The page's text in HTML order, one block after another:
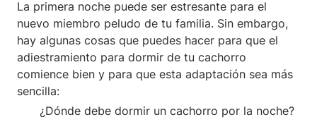
La primera noche puede ser estresante para el
nuevo miembro peludo de tu familia. Sin embargo,
hay algunas cosas que puedes hacer para que el
adiestramiento para dormir de tu cachorro
comience bien y para que esta adaptación sea más
sencilla:
¿Dónde debe dormir un cachorro por la noche?